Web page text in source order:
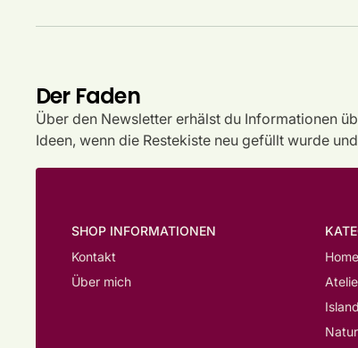
Der Faden
Über den Newsletter erhälst du Informationen
Ideen, wenn die Restekiste neu gefüllt wurde
SHOP INFORMATIONEN
Kontakt
Über mich
Home